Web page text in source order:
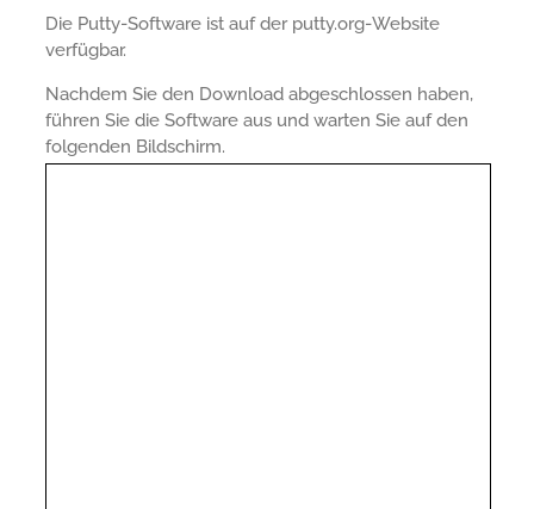
Die Putty-Software ist auf der putty.org-Website
verfügbar.
Nachdem Sie den Download abgeschlossen haben,
führen Sie die Software aus und warten Sie auf den
folgenden Bildschirm.